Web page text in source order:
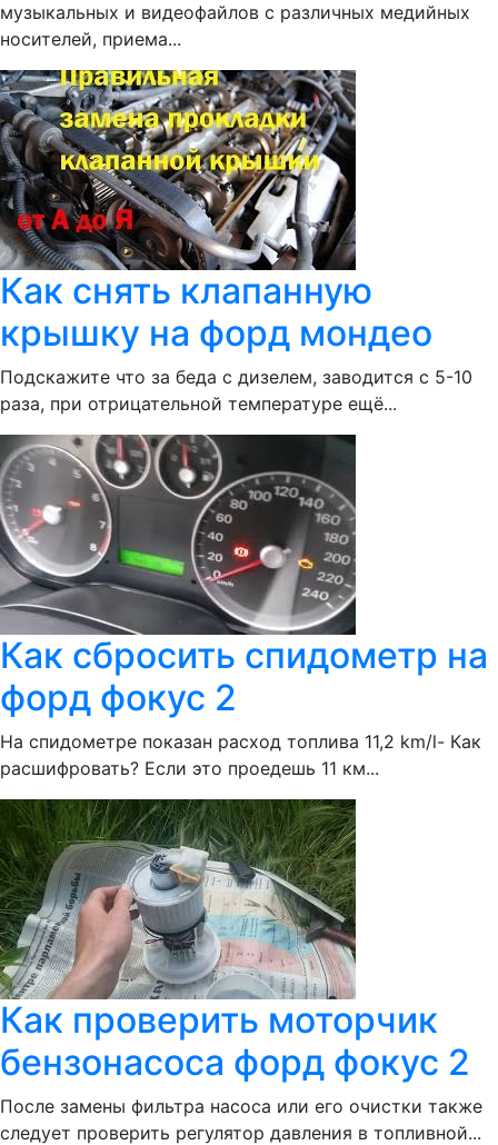
музыкальных и видеофайлов с различных медийных
носителей, приема...
Как снять клапанную
крышку на форд мондео
Подскажите что за беда с дизелем, заводится с 5-10
раза, при отрицательной температуре ещё...
Как сбросить спидометр на
форд фокус 2
На спидометре показан расход топлива 11,2 km/l- Как
расшифровать? Если это проедешь 11 км...
Как проверить моторчик
бензонасоса форд фокус 2
После замены фильтра насоса или его очистки также
следует проверить регулятор давления в топливной...